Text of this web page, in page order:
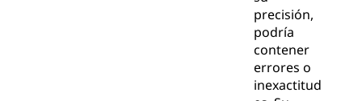
precisión,
podría
contener
errores o
inexactitud